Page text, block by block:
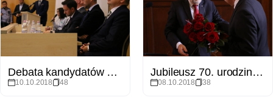
Debata kandydatów na prezydenta miasta Poznania zorganizowana przez Wydział Nauk Politycznych i Dziennikarstwa
10.10.2018 48
Jubileusz 70. urodzin prof. Stefana Zawadzkiego
08.10.2018 38